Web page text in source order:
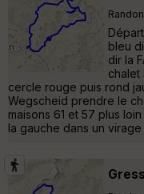
bleu
dir la
chalet
cercle rouge puis rond
Wegscheid prendre le
maisons 61 et 57 plus
la gauche dans un